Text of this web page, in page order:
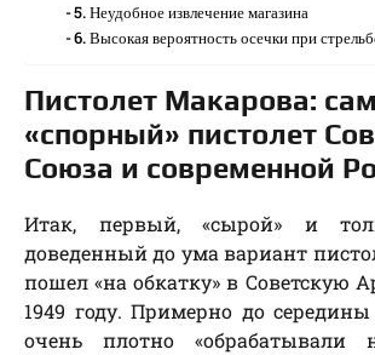
5. Неудобное извлечение магазина
6. Высокая вероятность осечки при
Пистолет Макарова:
«спорный» пистолет
Союза и современной
Итак, первый, «сырой» и
доведенный до ума вариант
пошел «на обкатку» в
1949 году. Примерно до середины
очень плотно «обрабатывали